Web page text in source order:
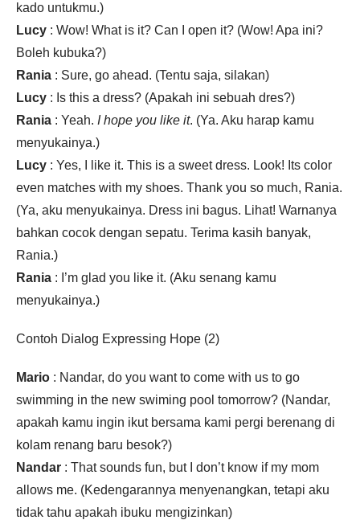
kado untukmu.)
Lucy : Wow! What is it? Can I open it? (Wow! Apa ini?
Boleh kubuka?)
Rania : Sure, go ahead. (Tentu saja, silakan)
Lucy : Is this a dress? (Apakah ini sebuah dres?)
Rania : Yeah. I hope you like it. (Ya. Aku harap kamu
menyukainya.)
Lucy : Yes, I like it. This is a sweet dress. Look! Its color
even matches with my shoes. Thank you so much, Rania.
(Ya, aku menyukainya. Dress ini bagus. Lihat! Warnanya
bahkan cocok dengan sepatu. Terima kasih banyak,
Rania.)
Rania : I’m glad you like it. (Aku senang kamu
menyukainya.)
Contoh Dialog Expressing Hope (2)
Mario : Nandar, do you want to come with us to go
swimming in the new swiming pool tomorrow? (Nandar,
apakah kamu ingin ikut bersama kami pergi berenang di
kolam renang baru besok?)
Nandar : That sounds fun, but I don’t know if my mom
allows me. (Kedengarannya menyenangkan, tetapi aku
tidak tahu apakah ibuku mengizinkan)